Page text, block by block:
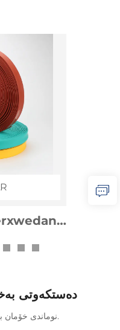
دەستکەوتی
نوماندی خۆمان بە زودی پەیوەندیت دەکات.